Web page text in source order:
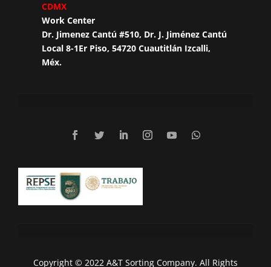
CDMX
Work Center
Dr. Jimenez Cantú #510, Dr. J. Jiménez Cantú
Local 8-1Er Piso, 54720 Cuautitlán Izcalli,
Méx.
Copyright © 2022 A&T Sorting Company. All Rights